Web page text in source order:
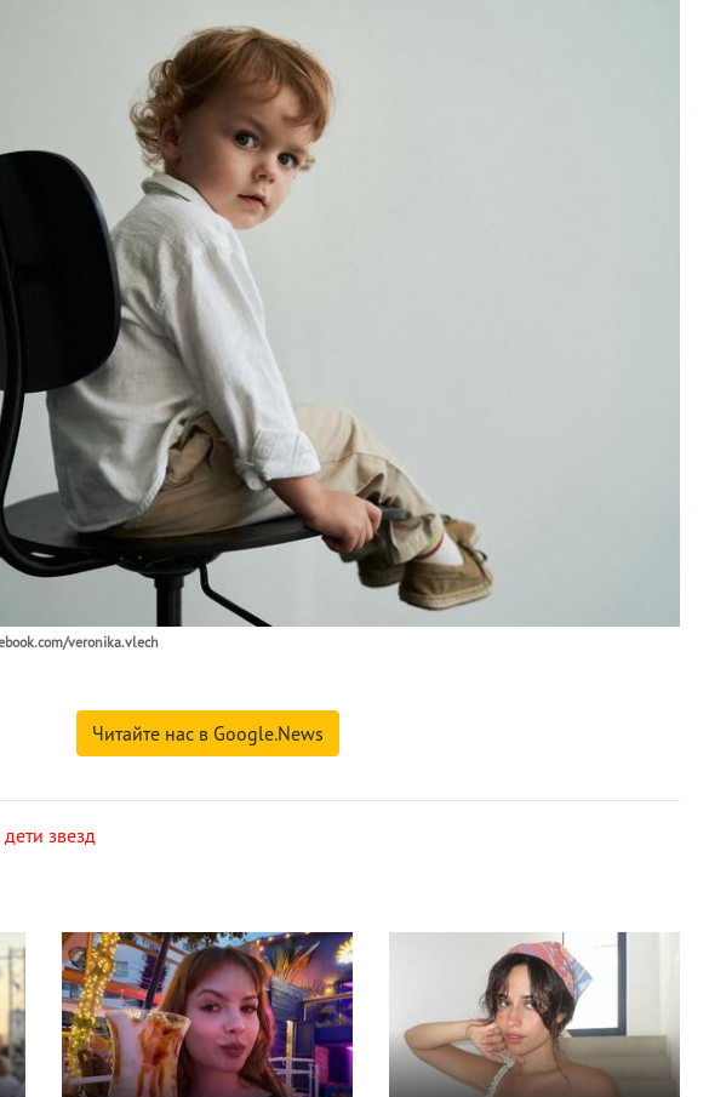
veronika.vlech
Читайте нас в Google.News
дети звезд